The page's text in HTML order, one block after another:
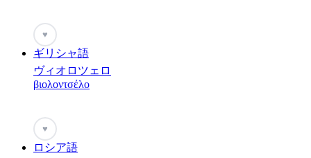
♥
ギリシャ語
ヴィオロツェロ
βιολοντσέλο
♥
ロシア語